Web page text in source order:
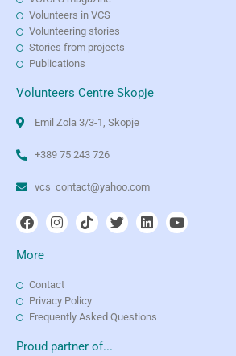
Volunteers in VCS
Volunteering stories
Stories from projects
Publications
Volunteers Centre Skopje
Emil Zola 3/3-1, Skopje
+389 75 243 726
vcs_contact@yahoo.com
More
Contact
Privacy Policy
Frequently Asked Questions
Proud partner of...